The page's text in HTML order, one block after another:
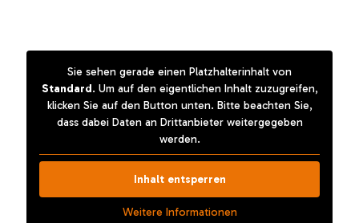
Sie sehen gerade einen Platzhalterinhalt von
Standard. Um auf den eigentlichen Inhalt zuzugreifen,
klicken Sie auf den Button unten. Bitte beachten Sie,
dass dabei Daten an Drittanbieter weitergegeben
werden.
Inhalt entsperren
Weitere Informationen